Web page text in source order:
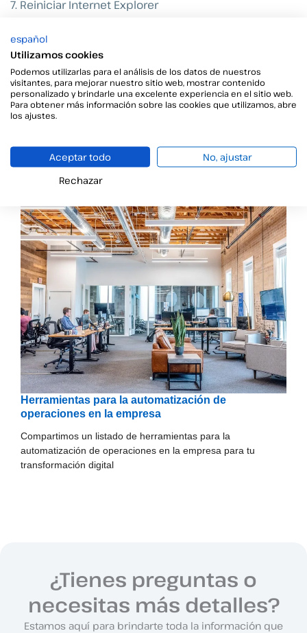
7. Reiniciar Internet Explorer
Información relacionada
Conectar Viafirma a Zapier
servicios
Herramientas para la automatización de
operaciones en la empresa
Compartimos un listado de herramientas para la
automatización de operaciones en la empresa para tu
transformación digital
¿Tienes preguntas o
necesitas más detalles?
Estamos aquí para brindarte toda la información que
español
Utilizamos cookies
Podemos utilizarlas para el análisis de los datos de nuestros
visitantes, para mejorar nuestro sitio web, mostrar contenido
personalizado y brindarle una excelente experiencia en el sitio web.
Para obtener más información sobre las cookies que utilizamos, abre
los ajustes.
Aceptar todo
No, ajustar
Rechazar